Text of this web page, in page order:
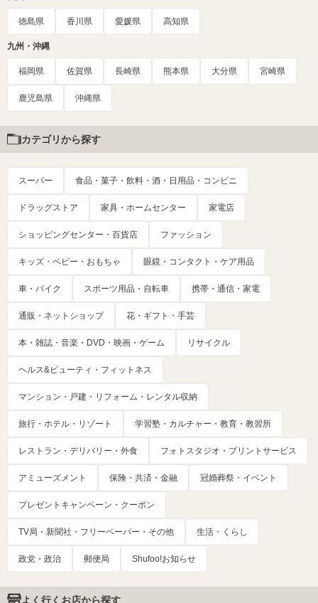
徳島県 香川県 愛媛県 高知県
九州・沖縄
福岡県 佐賀県 長崎県 熊本県 大分県 宮崎県
鹿児島県 沖縄県
カテゴリから探す
スーパー 食品・菓子・飲料・酒・日用品・コンビニ
ドラッグストア 家具・ホームセンター 家電店
ショッピングセンター・百貨店 ファッション
キッズ・ベビー・おもちゃ 眼鏡・コンタクト・ケア用品
車・バイク スポーツ用品・自転車 携帯・通信・家電
通販・ネットショップ 花・ギフト・手芸
本・雑誌・音楽・DVD・映画・ゲーム リサイクル
ヘルス&ビューティ・フィットネス
マンション・戸建・リフォーム・レンタル収納
旅行・ホテル・リゾート 学習塾・カルチャー・教育・教習所
レストラン・デリバリー・外食 フォトスタジオ・プリントサービス
アミューズメント 保険・共済・金融 冠婚葬祭・イベント
プレゼントキャンペーン・クーポン
TV局・新聞社・フリーペーパー・その他 生活・くらし
政党・政治 郵便局 Shufoo!お知らせ
よく行くお店から探す